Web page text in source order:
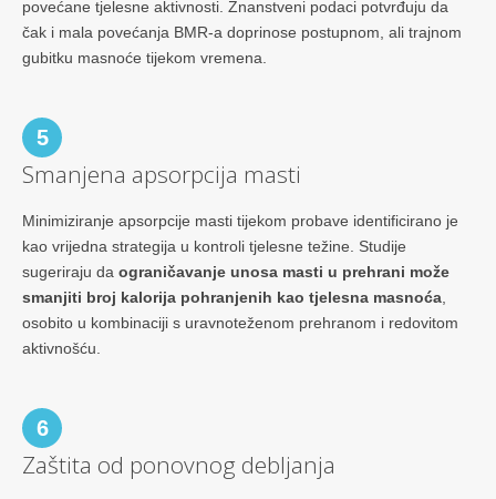
povećane tjelesne aktivnosti. Znanstveni podaci potvrđuju da
čak i mala povećanja BMR-a doprinose postupnom, ali trajnom
gubitku masnoće tijekom vremena.
5
Smanjena apsorpcija masti
Minimiziranje apsorpcije masti tijekom probave identificirano je
kao vrijedna strategija u kontroli tjelesne težine. Studije
sugeriraju da ograničavanje unosa masti u prehrani može
smanjiti broj kalorija pohranjenih kao tjelesna masnoća
osobito u kombinaciji s uravnoteženom prehranom i redovitom
aktivnošću.
6
Zaštita od ponovnog debljanja